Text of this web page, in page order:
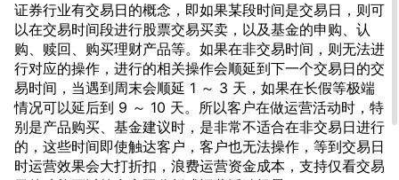
证券行业有交易日的概念，即如果某段时间是交易日，则可
以在交易时间段进行股票交易买卖，以及基金的申购、认
购、赎回、购买理财产品等。如果在非交易时间，则无法进
行对应的操作，进行的相关操作会顺延到下一个交易日的交
易时间，当遇到周末会顺延 1 ～ 3 天，如果在长假等极端
情况可以延后到 9 ～ 10 天。所以客户在做运营活动时，特
别是产品购买、基金建议时，是非常不适合在非交易日进行
的，这些时间即使触达客户，客户也无法操作，等到交易日
时运营效果会大打折扣，浪费运营资金成本，支持仅看交易